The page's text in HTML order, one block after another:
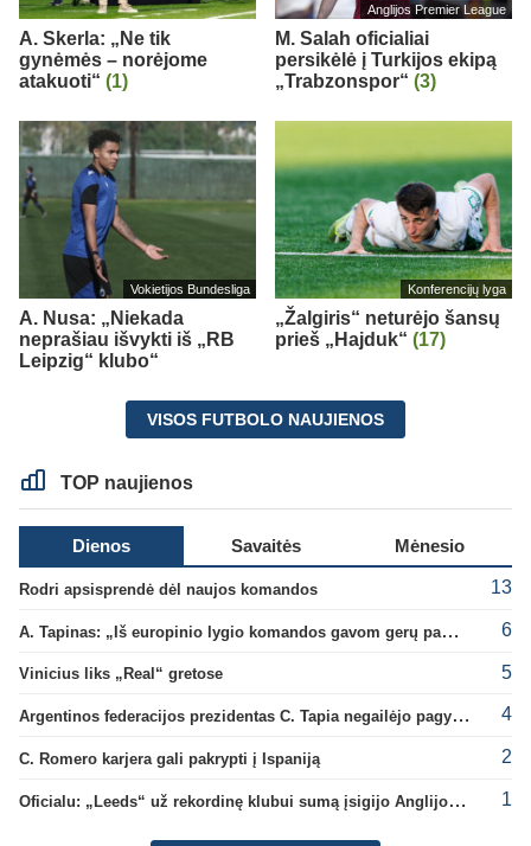
A. Skerla: „Ne tik
gynėmės – norėjome
atakuoti“ (1)
Anglijos Premier League
M. Salah oficialiai
persikėlė į Turkijos ekipą
„Trabzonspor“ (3)
Vokietijos Bundesliga
A. Nusa: „Niekada
neprašiau išvykti iš „RB
Leipzig“ klubo“
Konferencijų lyga
„Žalgiris“ neturėjo šansų
prieš „Hajduk“ (17)
VISOS FUTBOLO NAUJIENOS
TOP naujienos
Dienos Savaitės Mėnesio
Rodri apsisprendė dėl naujos komandos 13
A. Tapinas: „Iš europinio lygio komandos gavom gerų pamokų“ 6
Vinicius liks „Real“ gretose 5
Argentinos federacijos prezidentas C. Tapia negailėjo pagyrų G. Infantino 4
C. Romero karjera gali pakrypti į Ispaniją 2
Oficialu: „Leeds“ už rekordinę klubui sumą įsigijo Anglijos rinktinės vartininką 1